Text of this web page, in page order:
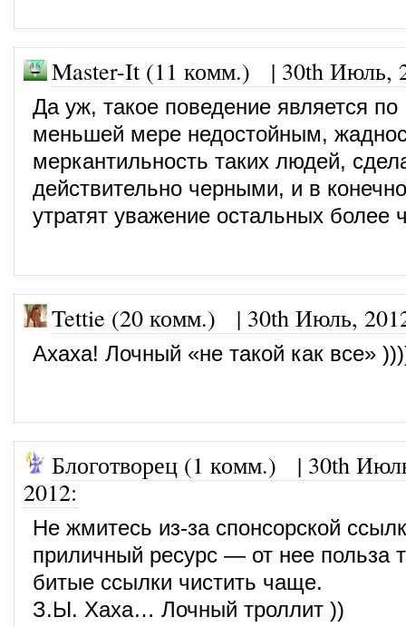
Master-It (11 комм.) | 30th Июль,
Да уж, такое поведение является по
меньшей мере недостойным,
меркантильность таких людей,
действительно черными, и в
утратят уважение остальных более
Tettie (20 комм.) | 30th Июль,
Ахаха! Лочный «не такой как все»
Блоготворец (1 комм.) | 30th
2012:
Не жмитесь из-за спонсорской
приличный ресурс — от нее польза
битые ссылки чистить чаще.
З.Ы. Хаха… Лочный троллит ))